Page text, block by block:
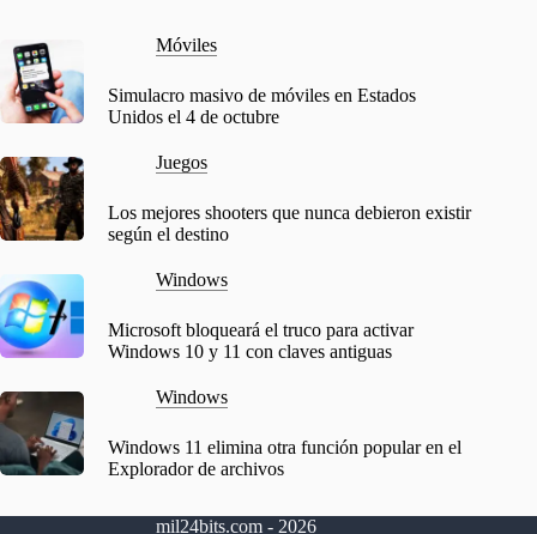
Móviles
Simulacro masivo de móviles en Estados
Unidos el 4 de octubre
Juegos
Los mejores shooters que nunca debieron existir
según el destino
Windows
Microsoft bloqueará el truco para activar
Windows 10 y 11 con claves antiguas
Windows
Windows 11 elimina otra función popular en el
Explorador de archivos
mil24bits.com - 2026